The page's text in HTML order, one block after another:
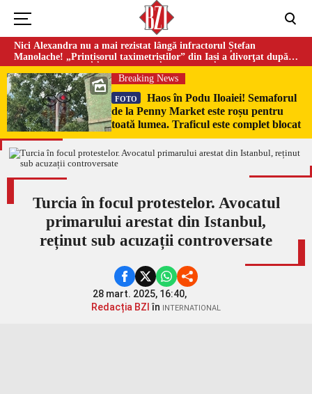
Nici Alexandra nu a mai rezistat lângă infractorul Ștefan
Manolache! „Prințișorul taximetriștilor” din Iași a divorţat după
doi ani de căsnicie
Breaking News
FOTO
Haos în Podu Iloaiei! Semaforul
de la Penny Market este roșu pentru
toată lumea. Traficul este complet blocat
Turcia în focul protestelor. Avocatul
primarului arestat din Istanbul,
reținut sub acuzații controversate
28 mart. 2025, 16:40,
Redacția BZI în INTERNATIONAL